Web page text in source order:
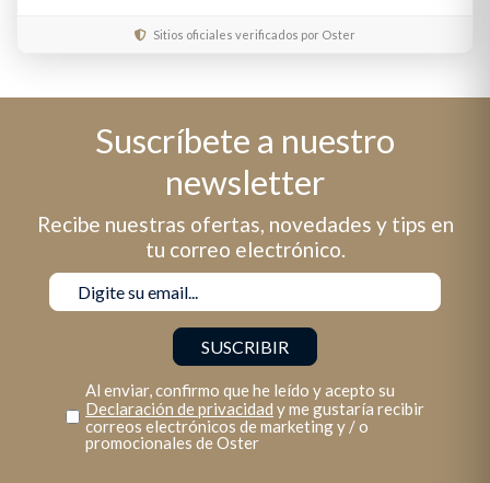
Sitios oficiales verificados por Oster
Suscríbete a nuestro
newsletter
Recibe nuestras ofertas, novedades y tips en
tu correo electrónico.
Al enviar, confirmo que he leído y acepto su
Declaración de privacidad y me gustaría recibir
correos electrónicos de marketing y / o
promocionales de Oster